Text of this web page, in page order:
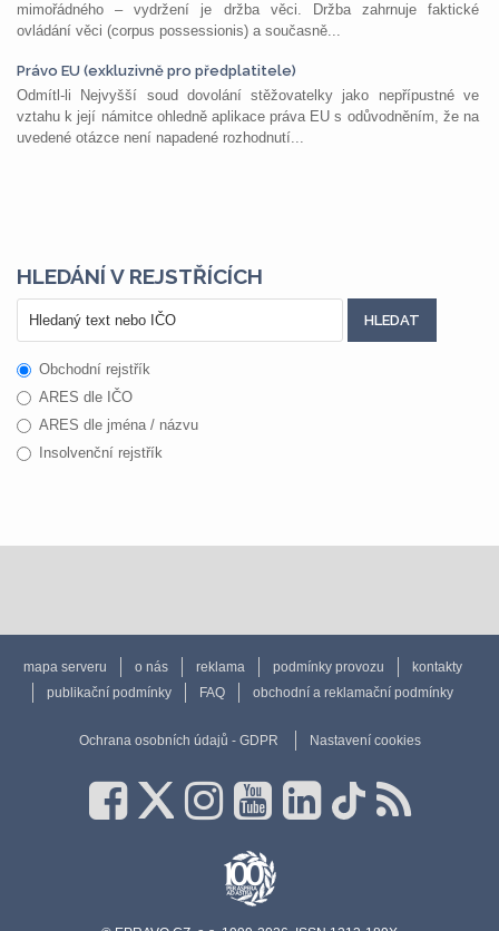
mimořádného – vydržení je držba věci. Držba zahrnuje faktické
ovládání věci (corpus possessionis) a současně...
Právo EU (exkluzivně pro předplatitele)
Odmítl-li Nejvyšší soud dovolání stěžovatelky jako nepřípustné ve
vztahu k její námitce ohledně aplikace práva EU s odůvodněním, že na
uvedené otázce není napadené rozhodnutí...
HLEDÁNÍ V REJSTŘÍCÍCH
Obchodní rejstřík
ARES dle IČO
ARES dle jména / názvu
Insolvenční rejstřík
mapa serveru o nás reklama podmínky provozu
kontakty
publikační podmínky
FAQ obchodní a reklamační podmínky
Ochrana osobních údajů - GDPR Nastavení cookies